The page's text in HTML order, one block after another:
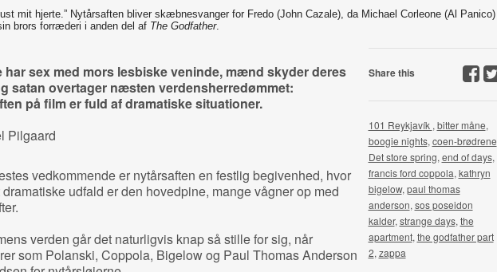
mit hjerte.” Nytårsaften bliver skæbnesvanger for Fredo (John Cazale), da Michael Corleone (Al Panico)
brors forræderi i anden del af The Godfather.
har sex med mors lesbiske veninde, mænd skyder deres
satan overtager næsten verdensherredømmet:
på film er fuld af dramatiske situationer.
Pilgaard
vedkommende er nytårsaften en festlig begivenhed, hvor
udfald er den hovedpine, mange vågner op med
verden går det naturligvis knap så stille for sig, når
som Polanski, Coppola, Bigelow og Paul Thomas Anderson
Share this
101 Reykjavík , bitter måne,
boogie nights, coen-brødrene
Det store spring, end of days,
francis ford coppola, kathryn
bigelow, paul thomas
anderson, sos poseidon
kalder, strange days, the
apartment, the godfather part
2, zappa